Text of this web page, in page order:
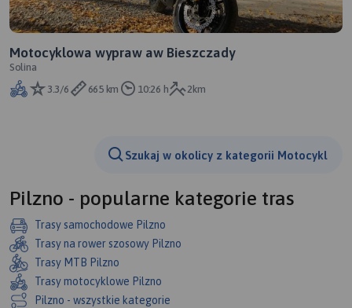
Motocyklowa wypraw aw Bieszczady
Solina
3.3/6
665 km 10:26 h 2km
Szukaj w okolicy z kategorii Motocykl
Pilzno - popularne kategorie tras
Trasy samochodowe Pilzno
Trasy na rower szosowy Pilzno
Trasy MTB Pilzno
Trasy motocyklowe Pilzno
Pilzno - wszystkie kategorie